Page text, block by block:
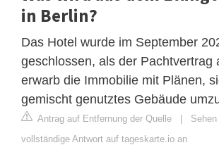
in Berlin?
Das Hotel wurde im September
geschlossen, als der Pachtvertrag
erwarb die Immobilie mit Plänen,
gemischt genutztes Gebäude
Antrag auf Entfernung der Quelle |
vollständige Antwort auf tageskarte.io an